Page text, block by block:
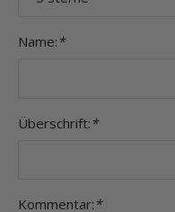
Name: *
Überschrift: *
Kommentar: *